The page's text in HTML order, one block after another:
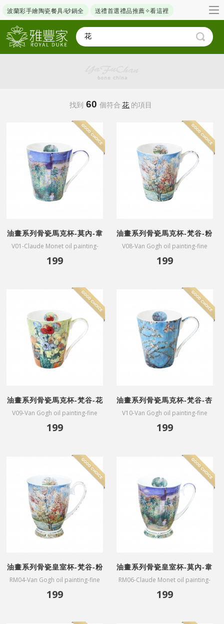
波蘭彩手繪陶瓷餐具/砂鍋全 送禮首選禮品推薦✧看這裡
找到 60 個符合 花 的項目
油畫系列骨瓷馬克杯-莫內-韋
特伊莫奈花園
V01-Claude Monet oil painting-
Garden at Vetheuil
199
油畫系列骨瓷馬克杯-梵谷-粉
色桃花樹
V08-Van Gogh oil painting-fine
Mauve
199
油畫系列骨瓷馬克杯-梵谷-花
瓶
V09-Van Gogh oil painting-fine
199
油畫系列骨瓷馬克杯-梵谷-杏
花盛開
V10-Van Gogh oil painting-fine
Blossoms
199
油畫系列骨瓷皇室杯-梵谷-粉
色桃花樹
RM04-Van Gogh oil painting-fine
Mauve
199
油畫系列骨瓷皇室杯-莫內-韋
特伊莫奈花園
RM06-Claude Monet oil painting-
Garden at Vetheuil
199